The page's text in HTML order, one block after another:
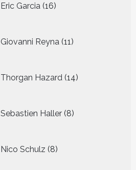
Eric Garcia 16
producten
Giovanni Reyna 11
producten
Thorgan Hazard 14
producten
Sebastien Haller 8
producten
Nico Schulz 8
producten